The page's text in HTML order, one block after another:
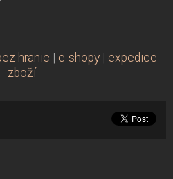
hranic e-shopy
expedice
zboží